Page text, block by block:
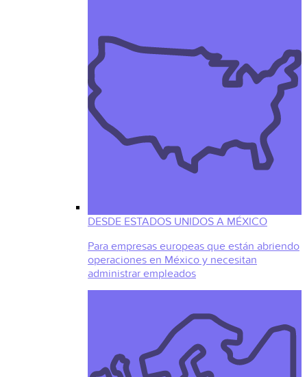
DESDE ESTADOS UNIDOS A MÉXICO
Para empresas europeas que están abriendo
operaciones en México y necesitan
administrar empleados